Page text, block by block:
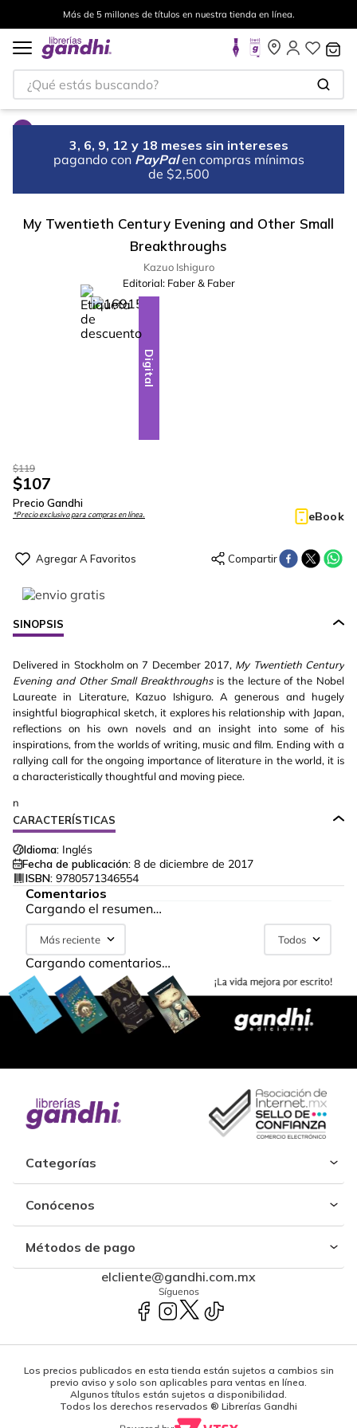
Más de 5 millones de títulos en nuestra tienda en línea.
¿Qué estás buscando?
3, 6, 9, 12 y 18 meses sin intereses
pagando con PayPal en compras mínimas
de $2,500
My Twentieth Century Evening and Other Small
Breakthroughs
Kazuo Ishiguro
Editorial: Faber & Faber
-10%
Digital
$119
$107
Precio Gandhi
*Precio exclusivo para compras en línea. eBook
SINOPSIS
Delivered in Stockholm on 7 December 2017, My Twentieth Century
Evening and Other Small Breakthroughsis the lecture of the Nobel
Laureate in Literature, Kazuo Ishiguro. A generous and hugely
insightful biographical sketch, it explores his relationship with Japan,
reflections on his own novels and an insight into some of his
inspirations, from the worlds of writing, music and film. Ending with a
rallying call for the ongoing importance of literature in the world, it is
a characteristically thoughtful and moving piece.
n
CARACTERÍSTICAS
Idioma: Inglés
Fecha de publicación: 8 de diciembre de 2017
ISBN: 9780571346554
Comentarios
Cargando el resumen…
Más reciente Todos
Cargando comentarios…
Categorías
Conócenos
Métodos de pago
elcliente@gandhi.com.mx
Síguenos
Los precios publicados en esta tienda están sujetos a cambios sin
previo aviso y solo son aplicables para ventas en línea.
Algunos títulos están sujetos a disponibilidad.
Todos los derechos reservados ® Librerías Gandhi